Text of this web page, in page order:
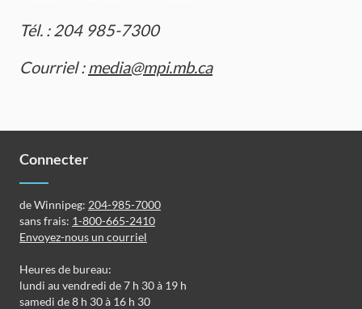
Tél. : 204 985-7300
Courriel : media@mpi.mb.ca
Connecter
de Winnipeg: 204-985-7000
sans frais: 1-800-665-2410
Envoyez-nous un courriel
Heures de bureau:
lundi au vendredi de 7 h 30 à 19 h
samedi de 8 h 30 à 16 h 30